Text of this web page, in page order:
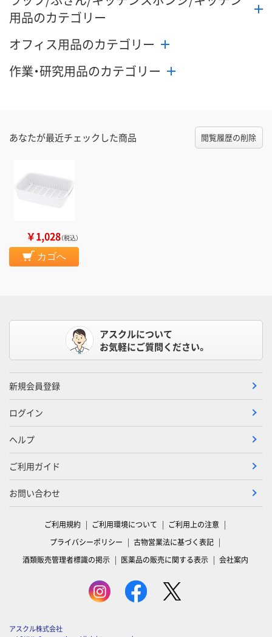
用品のカテゴリー
オフィス用品のカテゴリー
作業・研究用品のカテゴリー
あなたが最近チェックした商品 閲覧履歴の削除
￥1,028（税込）
カゴへ
アスクルについて
お気軽にご質問ください。
新規会員登録
ログイン
ヘルプ
ご利用ガイド
お問い合わせ
ご利用規約 ご利用環境について
ご利用上の注意
プライバシーポリシー
古物営業法に基づく表記
酒類販売管理者標識の掲示
医薬品の販売に関する表示 会社案内
アスクル株式会社